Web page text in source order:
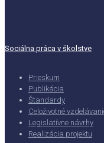
Sociálna práca v školstve
Prieskum
Publikácia
Štandardy
Celoživotné
Legislatívne návrhy
Realizácia projektu